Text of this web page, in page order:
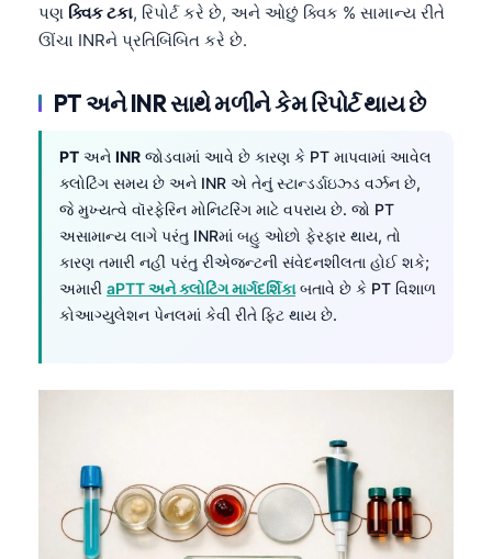
પણ ક્વિક ટકા, રિપોર્ટ કરે છે, અને ઓછું ક્વિક % સામાન્ય રીતે
ઊંચા INRને પ્રતિબિંબિત કરે છે.
PT અને INR સાથે મળીને કેમ રિપોર્ટ થાય છે
PT અને INR જોડવામાં આવે છે કારણ કે PT માપવામાં આવેલ
ક્લોટિંગ સમય છે અને INR એ તેનું સ્ટાન્ડર્ડાઇઝ્ડ વર્ઝન છે,
જે મુખ્યત્વે વૉરફેરિન મોનિટરિંગ માટે વપરાય છે. જો PT
અસામાન્ય લાગે પરંતુ INRમાં બહુ ઓછો ફેરફાર થાય, તો
કારણ તમારી નહીં પરંતુ રીએજન્ટની સંવેદનશીલતા હોઈ શકે;
અમારી aPTT અને ક્લોટિંગ માર્ગદર્શિકાબતાવે છે કે PT વિશાળ
કોઆગ્યુલેશન પેનલમાં કેવી રીતે ફિટ થાય છે.